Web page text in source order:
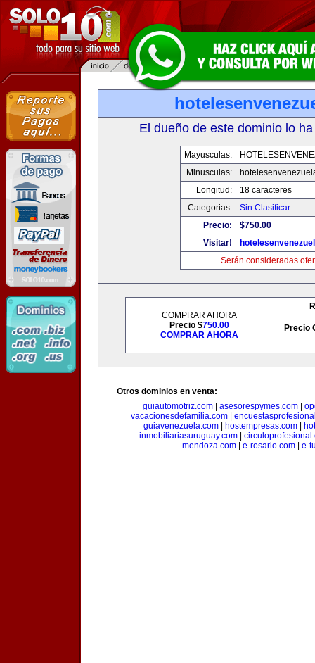
El dueño de este dominio lo
Mayusculas:
Minusculas:
Longitud:
18 caracteres
Categorias:
Sin Clasificar
Precio:
$750.00
Visitar!
Serán consideradas
COMPRAR AHORA
Precio $750.00
COMPRAR AHORA
Precio
Otros dominios en venta:
guiautomotriz.com| asesorespymes.com|
vacacionesdefamilia.com|
guiavenezuela.com| hostempresas.com|
inmobiliariasuruguay.com|
mendoza.com
e-rosario.com e-